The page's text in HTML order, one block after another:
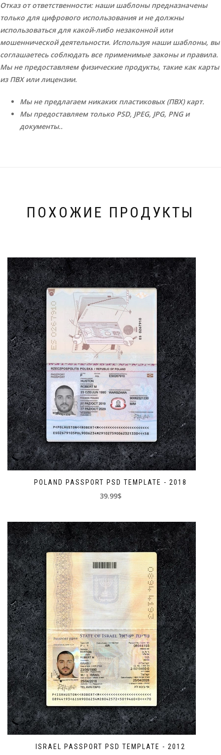
Отказ от ответственности: наши шаблоны предназначены
только для цифрового использования и не должны
использоваться для какой-либо незаконной или
мошеннической деятельности. Используя наши шаблоны, вы
соглашаетесь соблюдать все применимые законы и правила.
Мы не предоставляем физические продукты, такие как карты
из ПВХ или лицензии.
Мы не предлагаем никаких пластиковых (ПВХ) карт.
Мы предоставляем только PSD, JPEG, JPG, PNG и
документы..
ПОХОЖИЕ ПРОДУКТЫ
POLAND PASSPORT PSD TEMPLATE - 2018
39.99$
ISRAEL PASSPORT PSD TEMPLATE - 2012